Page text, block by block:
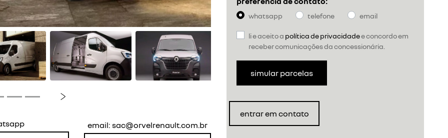
whatsapp telefone email
li e aceito a política de privacidadee concordo em
receber comunicações da concessionária.
simular parcelas
entrar em contato
Próximo
email: sac@orvelrenault.com.br